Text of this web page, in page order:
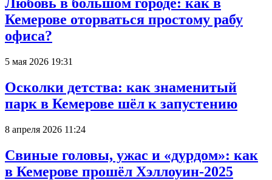
Кемерове оторваться простому рабу
офиса?
5 мая 2026 19:31
Осколки детства: как знаменитый
парк в Кемерове шёл к запустению
8 апреля 2026 11:24
Свиные головы, ужас и «дурдом»: как
в Кемерове прошёл Хэллоуин-2025